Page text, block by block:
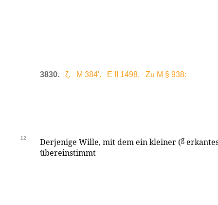
3830. ζ. M 384'. E II 1498. Zu M § 938:
12 Derjenige Wille, mit dem ein kleiner (g
übereinstimmt